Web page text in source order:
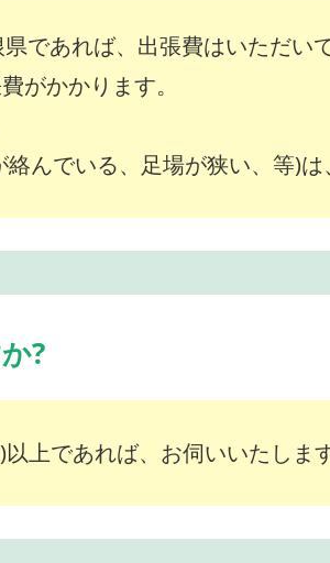
であれば、出張費はいただい
がかかります。
んでいる、足場が狭い、等)は
?
上であれば、お伺いいたします